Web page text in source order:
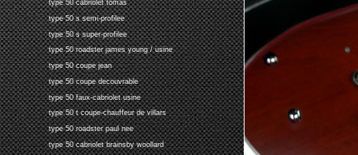
type 50 cabriolet tomas
type 50 s semi-profilee
type 50 s super-profilee
type 50 roadster james young / usine
type 50 coupe jean
type 50 coupe decouvrable
type 50 faux-cabriolet usine
type 50 t coupe-chauffeur de villars
type 50 roadster paul nee
type 50 cabriolet brainsby woollard